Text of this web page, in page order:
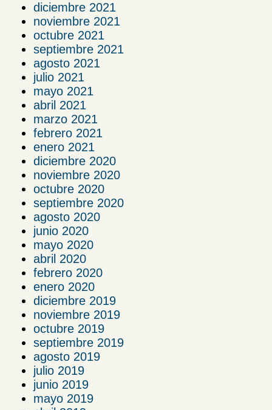
diciembre 2021
noviembre 2021
octubre 2021
septiembre 2021
agosto 2021
julio 2021
mayo 2021
abril 2021
marzo 2021
febrero 2021
enero 2021
diciembre 2020
noviembre 2020
octubre 2020
septiembre 2020
agosto 2020
junio 2020
mayo 2020
abril 2020
febrero 2020
enero 2020
diciembre 2019
noviembre 2019
octubre 2019
septiembre 2019
agosto 2019
julio 2019
junio 2019
mayo 2019